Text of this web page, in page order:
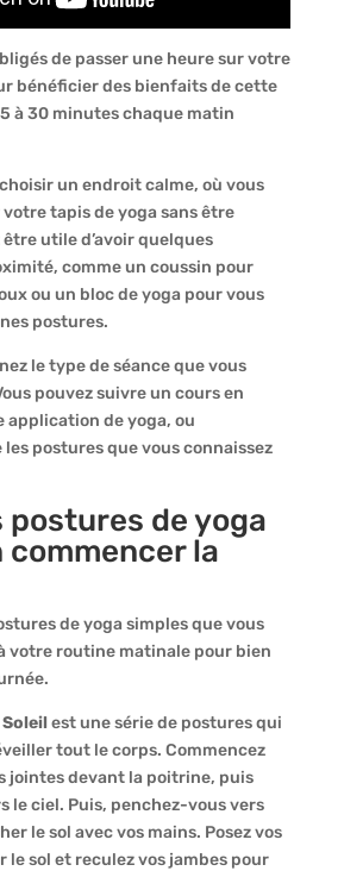
de passer une heure sur votre
bénéficier des bienfaits de cette
à 30 minutes chaque matin
un endroit calme, où vous
tapis de yoga sans être
utile d’avoir quelques
comme un coussin pour
ou un bloc de yoga pour vous
postures.
le type de séance que vous
pouvez suivre un cours en
application de yoga, ou
postures que vous connaissez
postures de yoga
commencer la
de yoga simples que vous
votre routine matinale pour bien
est une série de postures qui
tout le corps. Commencez
jointes devant la poitrine, puis
le ciel. Puis, penchez-vous vers
le sol avec vos mains. Posez vos
le sol et reculez vos jambes pour